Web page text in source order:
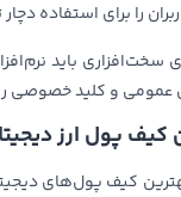
را برای استفاده
باید
عمومی و کلید خصوصی
کیف پول ارز
کیف پول‌های